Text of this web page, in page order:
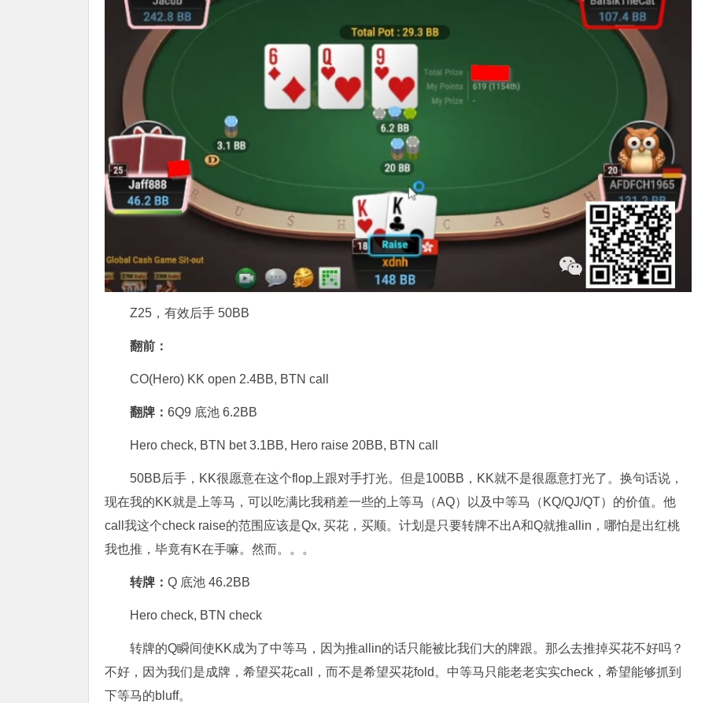
Z25，有效后手 50BB
翻前：
CO(Hero) KK open 2.4BB, BTN call
翻牌： 6Q9 底池 6.2BB
Hero check, BTN bet 3.1BB, Hero raise 20BB, BTN call
50BB后手，KK很愿意在这个flop上跟对手打光。但是100BB，KK就不是很愿意打光了。换句话说，
现在我的KK就是上等马，可以吃满比我稍差一些的上等马（AQ）以及中等马（KQ/QJ/QT）的价值。他
call我这个check raise的范围应该是Qx, 买花，买顺。计划是只要转牌不出A和Q就推allin，哪怕是出红桃
我也推，毕竟有K在手嘛。然而。。。
转牌： Q 底池 46.2BB
Hero check, BTN check
转牌的Q瞬间使KK成为了中等马，因为推allin的话只能被比我们大的牌跟。那么去推掉买花不好吗？
不好，因为我们是成牌，希望买花call，而不是希望买花fold。中等马只能老老实实check，希望能够抓到
下等马的bluff。